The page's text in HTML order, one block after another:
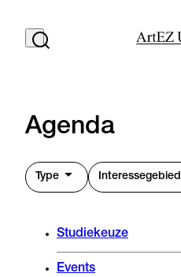
Agenda
Type Interessegebied
Studiekeuze
Events